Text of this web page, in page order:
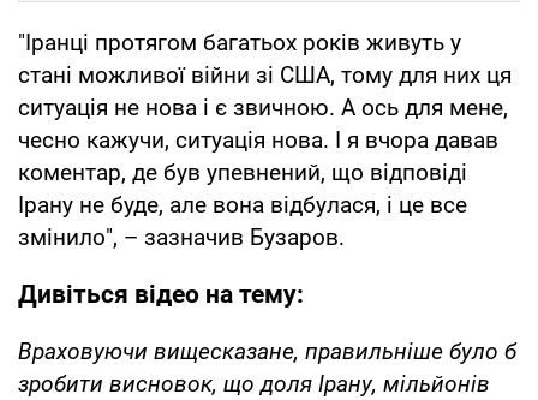
"Іранці протягом багатьох років живуть у
стані можливої війни зі США, тому для них ця
ситуація не нова і є звичною. А ось для мене,
чесно кажучи, ситуація нова. І я вчора давав
коментар, де був упевнений, що відповіді
Ірану не буде, але вона відбулася, і це все
змінило", – зазначив Бузаров.
Дивіться відео на тему:
Враховуючи вищесказане, правильніше було б
зробити висновок, що доля Ірану, мільйонів